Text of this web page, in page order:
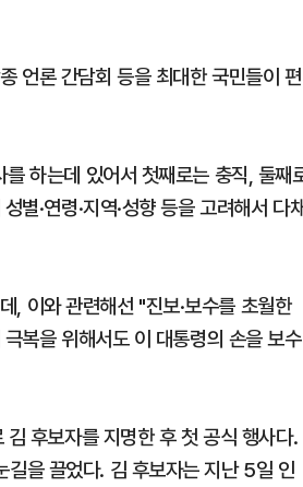
언론 간담회 등을 최대한 국민들이 편
하는데 있어서 첫째로는 충직, 둘째
·연령·지역·성향 등을 고려해서 다
, 이와 관련해선 "진보·보수를 초월한
복을 위해서도 이 대통령의 손을 보수
후보자를 지명한 후 첫 공식 행사다.
길을 끌었다. 김 후보자는 지난 5일 인